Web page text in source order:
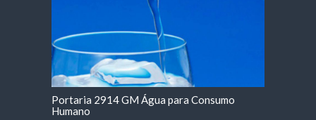
Portaria 2914 GM Água para Consumo
Humano